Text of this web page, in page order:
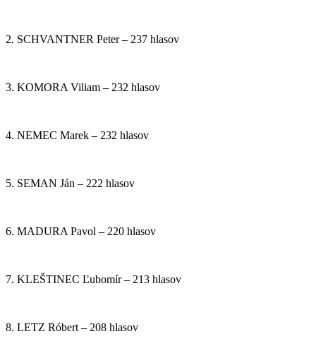
2. SCHVANTNER Peter – 237 hlasov
3. KOMORA Viliam – 232 hlasov
4. NEMEC Marek – 232 hlasov
5. SEMAN Ján – 222 hlasov
6. MADURA Pavol – 220 hlasov
7. KLEŠTINEC Ľubomír – 213 hlasov
8. LETZ Róbert – 208 hlasov